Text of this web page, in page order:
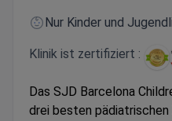
Nur Kinder und
Klinik ist zertifiziert :
Das SJD Barcelona
drei besten pädiatrischen